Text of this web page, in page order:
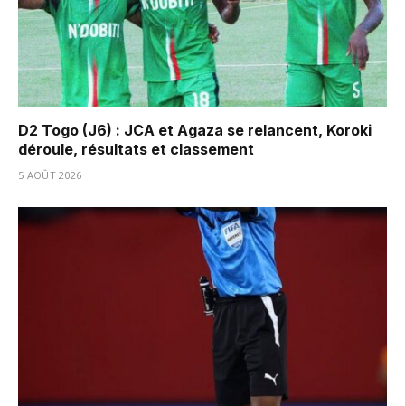
D2 Togo (J6) : JCA et Agaza se relancent, Koroki
déroule, résultats et classement
5 AOÛT 2026